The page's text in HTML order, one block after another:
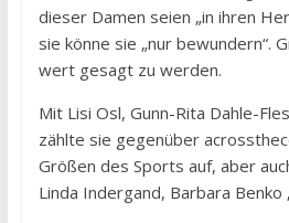
dieser Damen seien „in ihren
sie könne sie „nur bewundern“.
wert gesagt zu werden.
Mit Lisi Osl, Gunn-Rita Dahle-
zählte sie gegenüber
Größen des Sports auf, aber
Linda Indergand, Barbara Benko